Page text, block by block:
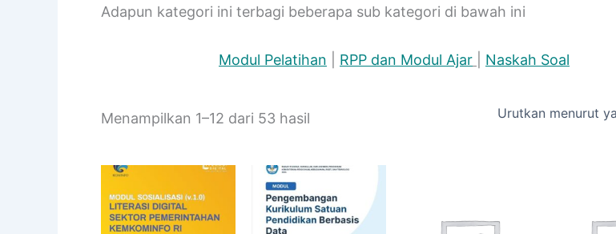
Adapun kategori ini terbagi beberapa sub kategori di bawah ini
Modul Pelatihan RPP dan Modul Ajar Naskah Soal
Menampilkan 1–12 dari 53 hasil